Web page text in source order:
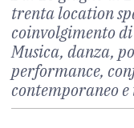
trenta location
coinvolgimento
Musica, danza,
performance,
contemporaneo